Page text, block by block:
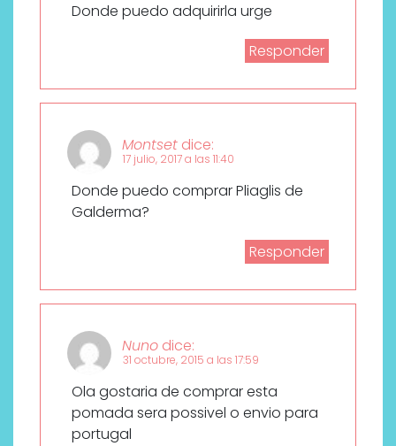
Donde puedo adquirirla urge
Responder
Montset dice:
17 julio, 2017 a las 11:40
Donde puedo comprar Pliaglis de
Galderma?
Responder
Nuno dice:
31 octubre, 2015 a las 17:59
Ola gostaria de comprar esta
pomada sera possivel o envio para
portugal